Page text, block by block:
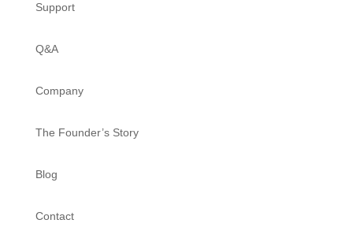
Support
Q&A
Company
The Founder’s Story
Blog
Contact